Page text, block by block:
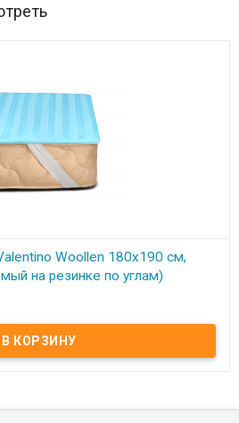
Woollen 180x190 см,
на резинке по углам)
Woollen 180x190 см, №247/1
по углам) Размер: 180x190 см.
Жаккард, 100% хлопок + Микросатин.
непромокаемый: Серия